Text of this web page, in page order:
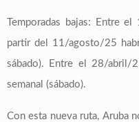
Temporadas bajas: Entre
partir del 11/agosto/25
sábado). Entre el 28/
semanal (sábado).
Con esta nueva ruta, Aruba